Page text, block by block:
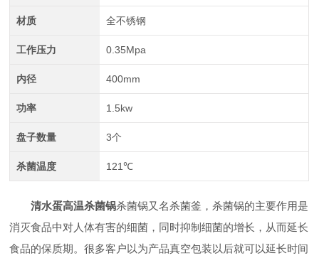
材质 全不锈钢
工作压力 0.35Mpa
内径 400mm
功率 1.5kw
盘子数量 3个
杀菌温度 121℃
清水蛋高温杀菌锅杀菌锅又名杀菌釜，杀菌锅的主要作用是
消灭食品中对人体有害的细菌，同时抑制细菌的增长，从而延长
食品的保质期。很多客户以为产品真空包装以后就可以延长时间